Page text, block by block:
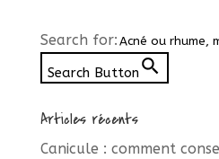
Search for:
Search Button
Articles récents
Canicule : comment